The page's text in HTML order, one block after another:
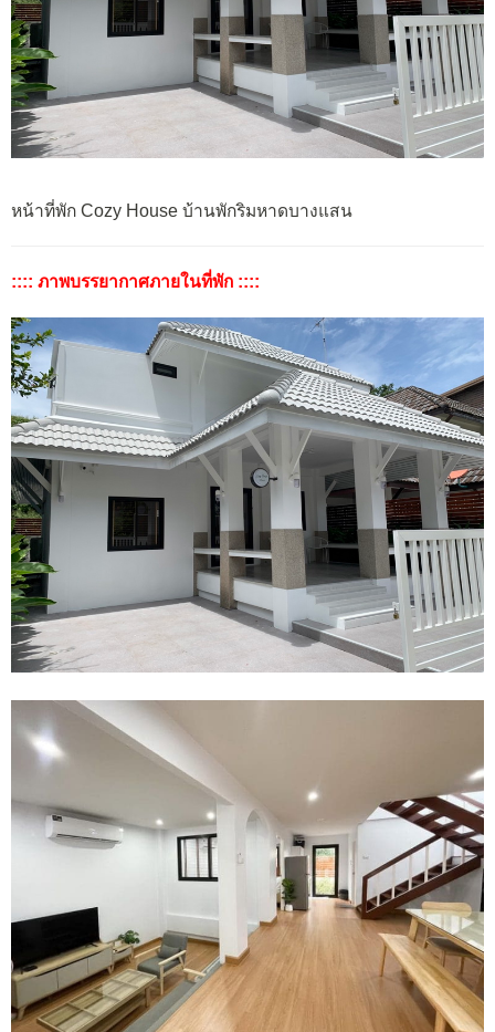
หน้าที่พัก Cozy House บ้านพักริมหาดบางแสน
:::: ภาพบรรยากาศภายในที่พัก ::::